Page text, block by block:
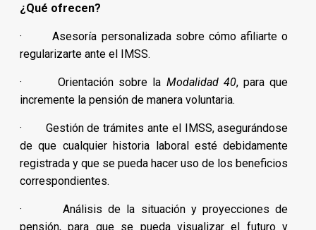
¿Qué ofrecen?
· Asesoría personalizada sobre cómo afiliarte o
regularizarte ante el IMSS.
· Orientación sobre la Modalidad 40, para que
incremente la pensión de manera voluntaria.
· Gestión de trámites ante el IMSS, asegurándose
de que cualquier historia laboral esté debidamente
registrada y que se pueda hacer uso de los beneficios
correspondientes.
· Análisis de la situación y proyecciones de
pensión, para que se pueda visualizar el futuro y